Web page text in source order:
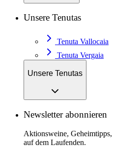
Unsere Tenutas
Tenuta Vallocaia
Tenuta Vergaia
Unsere Tenutas
Newsletter abonnieren
Aktionsweine,
auf dem Laufenden.